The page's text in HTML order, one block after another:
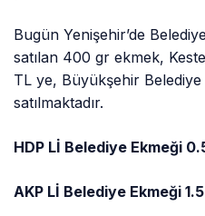
Bugün Yenişehir’de
satılan 400 gr ekmek,
TL ye, Büyükşehir Belediye
satılmaktadır.
HDP Lİ Belediye Ekmeği
AKP Lİ Belediye Ekmeği